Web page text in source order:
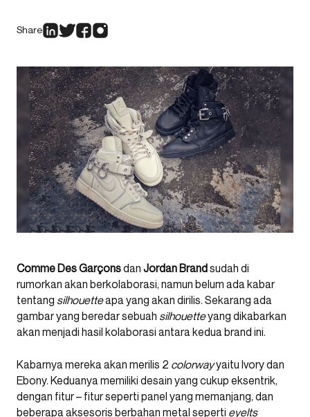
Share
Comme Des Garçonsdan Jordan Brandsudah di
rumorkan akan berkolaborasi, namun belum ada kabar
tentang silhouetteapa yang akan dirilis. Sekarang ada
gambar yang beredar sebuah silhouetteyang dikabarkan
akan menjadi hasil kolaborasi antara kedua brand ini.
Kabarnya mereka akan merilis 2 colorwayyaitu Ivory dan
Ebony. Keduanya memiliki desain yang cukup eksentrik,
dengan fitur – fitur seperti panel yang memanjang, dan
beberapa aksesoris berbahan metal seperti eyelts